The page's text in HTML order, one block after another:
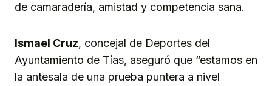
de camaradería, amistad y competencia sana.
Ismael Cruz, concejal de Deportes del
Ayuntamiento de Tías, aseguró que “estamos en
la antesala de una prueba puntera a nivel